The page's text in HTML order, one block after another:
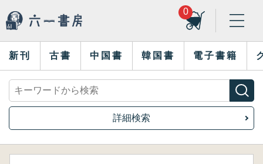
0
新刊 古書 中国書 韓国書 電子書籍
詳細検索